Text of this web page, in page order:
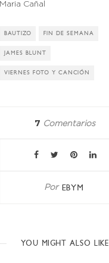
Maria Cañal
BAUTIZO FIN DE SEMANA
JAMES BLUNT
VIERNES FOTO Y CANCIÓN
7 Comentarios
Por EBYM
YOU MIGHT ALSO LIKE